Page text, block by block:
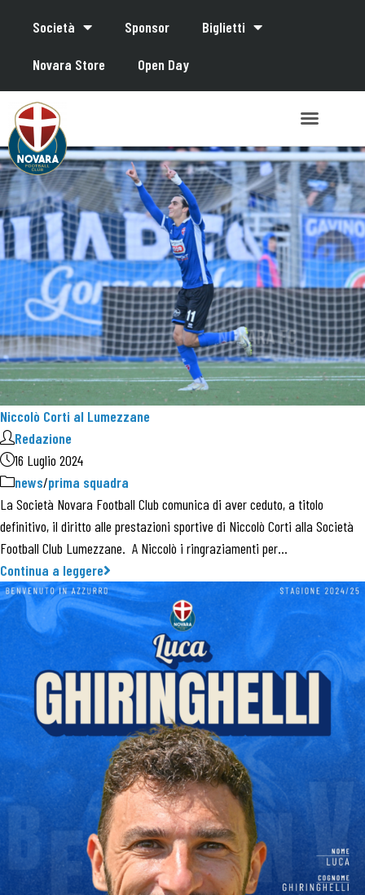
Società Sponsor Biglietti
Novara Store Open Day
Niccolò Corti al Lumezzane
Redazione
16 Luglio 2024
news/prima squadra
La Società Novara Football Club comunica di aver ceduto, a titolo
definitivo, il diritto alle prestazioni sportive di Niccolò Corti alla Società
Football Club Lumezzane. A Niccolò i ringraziamenti per…
Continua a leggere